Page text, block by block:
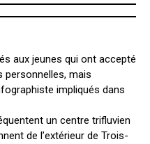
aux jeunes qui ont accepté
personnelles, mais
impliqués dans
un centre trifluvien
de l’extérieur de Trois-